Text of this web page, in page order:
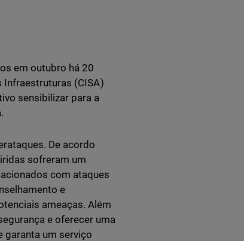
em outubro há 20
Infraestruturas (CISA)
sensibilizar para a
De acordo
sofreram um
com ataques
e
ameaças. Além
e oferecer uma
garanta um serviço